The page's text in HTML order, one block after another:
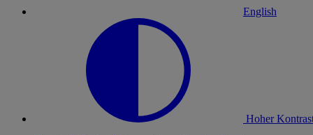
English
Hoher